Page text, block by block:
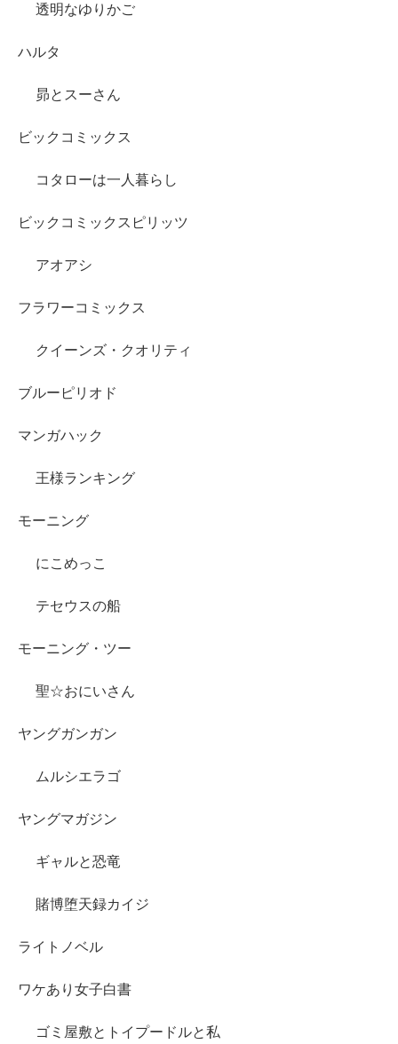
透明なゆりかご
ハルタ
昴とスーさん
ビックコミックス
コタローは一人暮らし
ビックコミックスピリッツ
アオアシ
フラワーコミックス
クイーンズ・クオリティ
ブルーピリオド
マンガハック
王様ランキング
モーニング
にこめっこ
テセウスの船
モーニング・ツー
聖☆おにいさん
ヤングガンガン
ムルシエラゴ
ヤングマガジン
ギャルと恐竜
賭博堕天録カイジ
ライトノベル
ワケあり女子白書
ゴミ屋敷とトイプードルと私